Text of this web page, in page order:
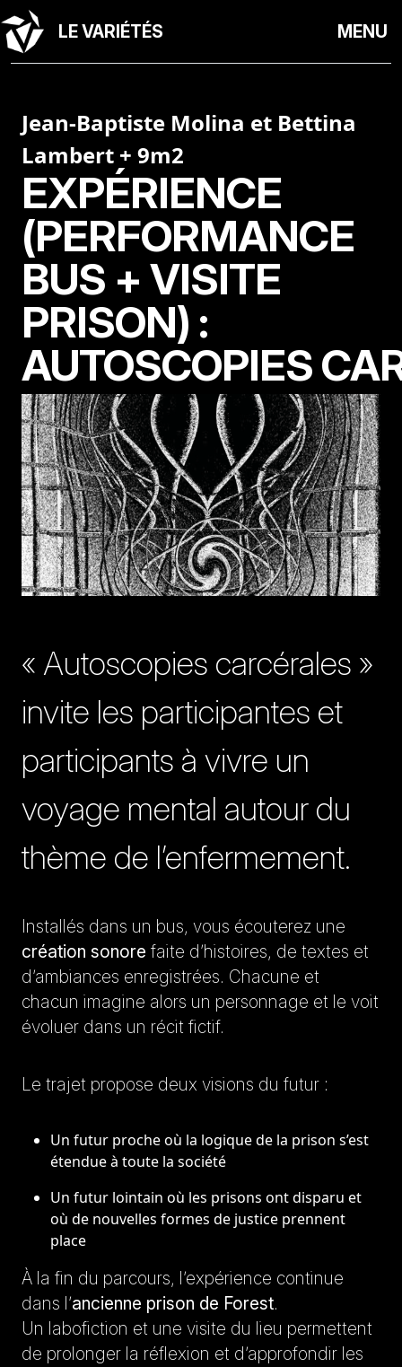
LE VARIÉTÉS MENU
Jean-Baptiste Molina et Bettina
Lambert + 9m2
EXPÉRIENCE
(PERFORMANCE
BUS + VISITE
PRISON) :
AUTOSCOPIES
« Autoscopies carcérales »
invite les participantes et
participants à vivre un
voyage mental autour du
thème de l’enfermement.
Installés dans un bus, vous écouterez une
création sonore faite d’histoires, de textes et
d’ambiances enregistrées. Chacune et
chacun imagine alors un personnage et le voit
évoluer dans un récit fictif.
Le trajet propose deux visions du futur :
Un futur proche où la logique de la prison s’est
étendue à toute la société
Un futur lointain où les prisons ont disparu et
où de nouvelles formes de justice prennent
place
À la fin du parcours, l’expérience continue
dans l’ancienne prison de Forest.
Un labofiction et une visite du lieu permettent
de prolonger la réflexion et d’approfondir les